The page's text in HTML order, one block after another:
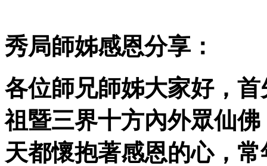
秀局師姊感恩分享：
各位師兄師姊大家好，
祖 暨三界十方內外眾仙
天都懷抱著感恩的心，